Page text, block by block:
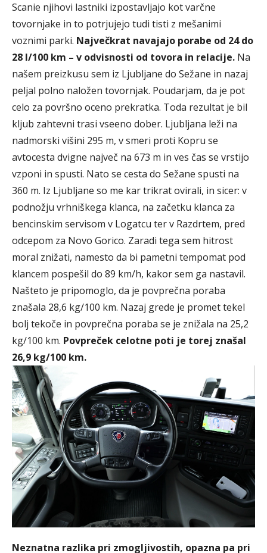
Scanie njihovi lastniki izpostavljajo kot varčne
tovornjake in to potrjujejo tudi tisti z mešanimi
voznimi parki. Največkrat navajajo porabe od 24 do
28 l/100 km – v odvisnosti od tovora in relacije. Na
našem preizkusu sem iz Ljubljane do Sežane in nazaj
peljal polno naložen tovornjak. Poudarjam, da je pot
celo za površno oceno prekratka. Toda rezultat je bil
kljub zahtevni trasi vseeno dober. Ljubljana leži na
nadmorski višini 295 m, v smeri proti Kopru se
avtocesta dvigne največ na 673 m in ves čas se vrstijo
vzponi in spusti. Nato se cesta do Sežane spusti na
360 m. Iz Ljubljane so me kar trikrat ovirali, in sicer: v
podnožju vrhniškega klanca, na začetku klanca za
bencinskim servisom v Logatcu ter v Razdrtem, pred
odcepom za Novo Gorico. Zaradi tega sem hitrost
moral znižati, namesto da bi pametni tempomat pod
klancem pospešil do 89 km/h, kakor sem ga nastavil.
Našteto je pripomoglo, da je povprečna poraba
znašala 28,6 kg/100 km. Nazaj grede je promet tekel
bolj tekoče in povprečna poraba se je znižala na 25,2
kg/100 km. Povpreček celotne poti je torej znašal
26,9 kg/100 km.
Neznatna razlika pri zmogljivostih, opazna pa pri